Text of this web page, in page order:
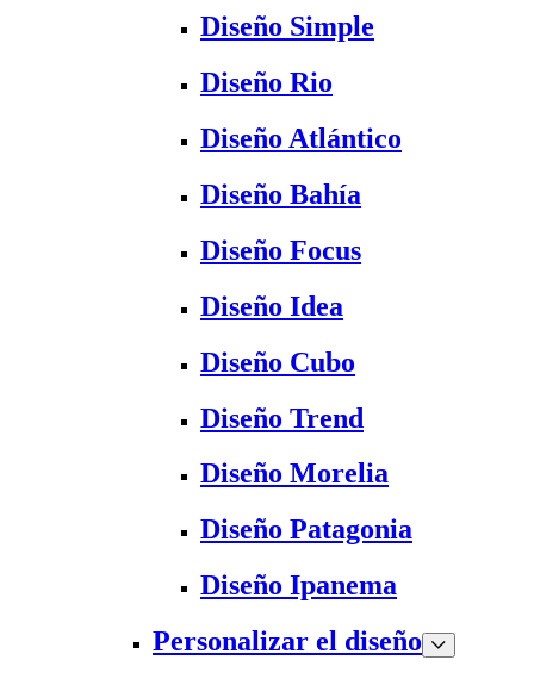
Diseño Simple
Diseño Rio
Diseño Atlántico
Diseño Bahía
Diseño Focus
Diseño Idea
Diseño Cubo
Diseño Trend
Diseño Morelia
Diseño Patagonia
Diseño Ipanema
Personalizar el diseño